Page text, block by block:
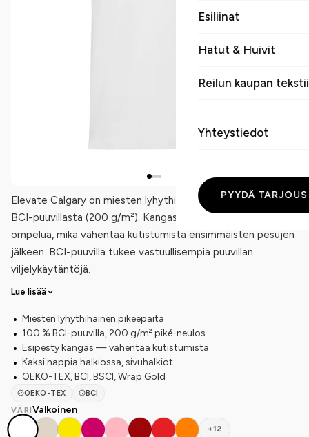
Esiliinat
Hatut & Huivit
Reilun kaupan
Yhteystiedot
PYYDÄ TARJOUS
Elevate Calgary on miesten lyhythihainen pikeepaita 100 %
BCI-puuvillasta (200 g/m²). Kangas on esipesty ennen
ompelua, mikä vähentää kutistumista ensimmäisten pesujen
jälkeen. BCI-puuvilla tukee vastuullisempia puuvillan
viljelykäytäntöjä.
Lue lisää
Miesten lyhythihainen pikeepaita
100 % BCI-puuvilla, 200 g/m² piké-neulos
Esipesty kangas — vähentää kutistumista
Kaksi nappia halkiossa, sivuhalkiot
OEKO-TEX, BCI, BSCI, Wrap Gold
OEKO-TEX
BCI
VÄRIValkoinen
+12